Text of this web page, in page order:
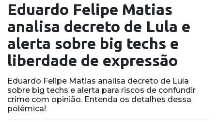
Eduardo Felipe Matias
analisa decreto de Lula e
alerta sobre big techs e
liberdade de expressão
Eduardo Felipe Matias analisa decreto de Lula
sobre big techs e alerta para riscos de confundir
crime com opinião. Entenda os detalhes dessa
polêmica!